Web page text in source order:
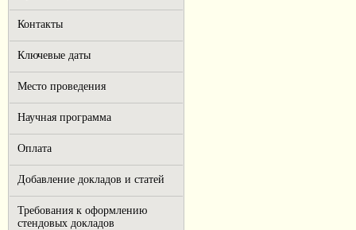
Контакты
Ключевые даты
Место проведения
Научная программа
Оплата
Добавление докладов и статей
Требования к оформлению
стендовых докладов